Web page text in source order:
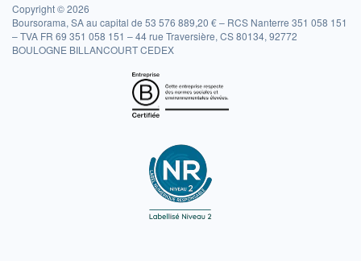
Copyright © 2026
Boursorama, SA au capital de 53 576 889,20 € – RCS Nanterre 351 058 151
– TVA FR 69 351 058 151 – 44 rue Traversière, CS 80134, 92772
BOULOGNE BILLANCOURT CEDEX